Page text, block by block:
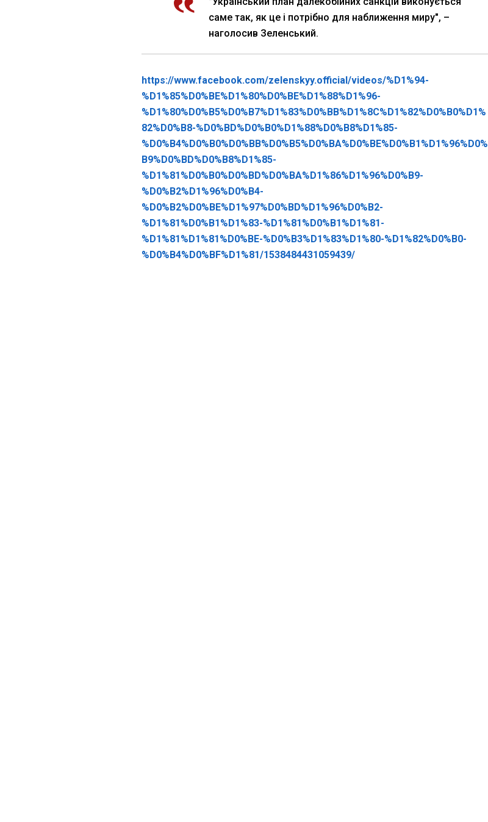
саме так, як це і потрібно для наближення миру", –
наголосив Зеленський.
https://www.facebook.com/zelenskyy.official/videos/%D1%94-
%D1%85%D0%BE%D1%80%D0%BE%D1%88%D1%96-
%D1%80%D0%B5%D0%B7%D1%83%D0%BB%D1%8C%D1%82%D0%B0%D1%
82%D0%B8-%D0%BD%D0%B0%D1%88%D0%B8%D1%85-
%D0%B4%D0%B0%D0%BB%D0%B5%D0%BA%D0%BE%D0%B1%D1%96%D0%
B9%D0%BD%D0%B8%D1%85-
%D1%81%D0%B0%D0%BD%D0%BA%D1%86%D1%96%D0%B9-
%D0%B2%D1%96%D0%B4-
%D0%B2%D0%BE%D1%97%D0%BD%D1%96%D0%B2-
%D1%81%D0%B1%D1%83-%D1%81%D0%B1%D1%81-
%D1%81%D1%81%D0%BE-%D0%B3%D1%83%D1%80-%D1%82%D0%B0-
%D0%B4%D0%BF%D1%81/1538484431059439/